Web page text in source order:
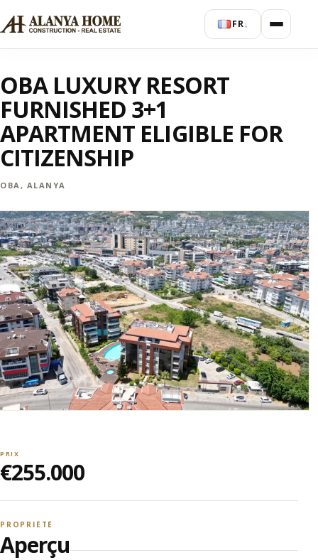
FR ↓
OBA LUXURY RESORT
FURNISHED 3+1
APARTMENT ELIGIBLE FOR
CITIZENSHIP
OBA, ALANYA
PRIX
€255.000
PROPRIÉTÉ
Aperçu